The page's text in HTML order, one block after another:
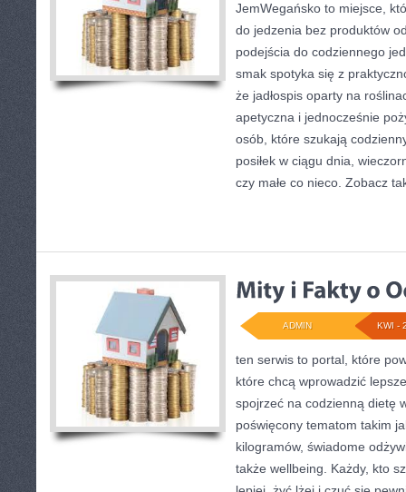
JemWegańsko to miejsce,
do jedzenia bez produktów
podejścia do codziennego
smak spotyka się z
że jadłospis oparty na
apetyczna i jednocześnie
osób, które szukają
posiłek w ciągu dnia,
czy małe co nieco. Zobacz
KWI -
ADMIN
ten serwis to portal, które
które chcą wprowadzić
spojrzeć na codzienną dietę
poświęcony tematom takim
kilogramów, świadome
także wellbeing. Każdy, kto